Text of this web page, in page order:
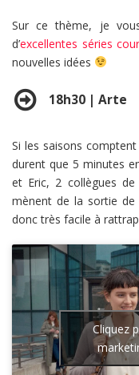
Sur ce thème, je
d’excellentes séries
nouvelles idées
18h30 | Arte
Si les saisons
durent que 5 minutes
et Eric, 2 collègues
mènent de la sortie
donc très facile à
Cliquez